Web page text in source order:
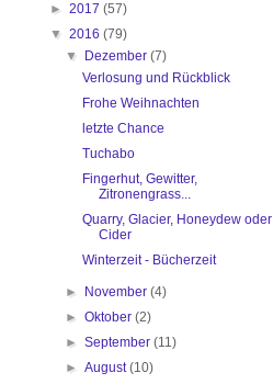
► 2017 (57)
▼ 2016 (79)
▼
Dezember(7)
Verlosung und Rückblick
Frohe Weihnachten
letzte Chance
Tuchabo
Fingerhut, Gewitter,
Zitronengrass...
Quarry, Glacier, Honeydew oder
Cider
Winterzeit - Bücherzeit
► November(4)
►Oktober(2)
►September(11)
►August(10)